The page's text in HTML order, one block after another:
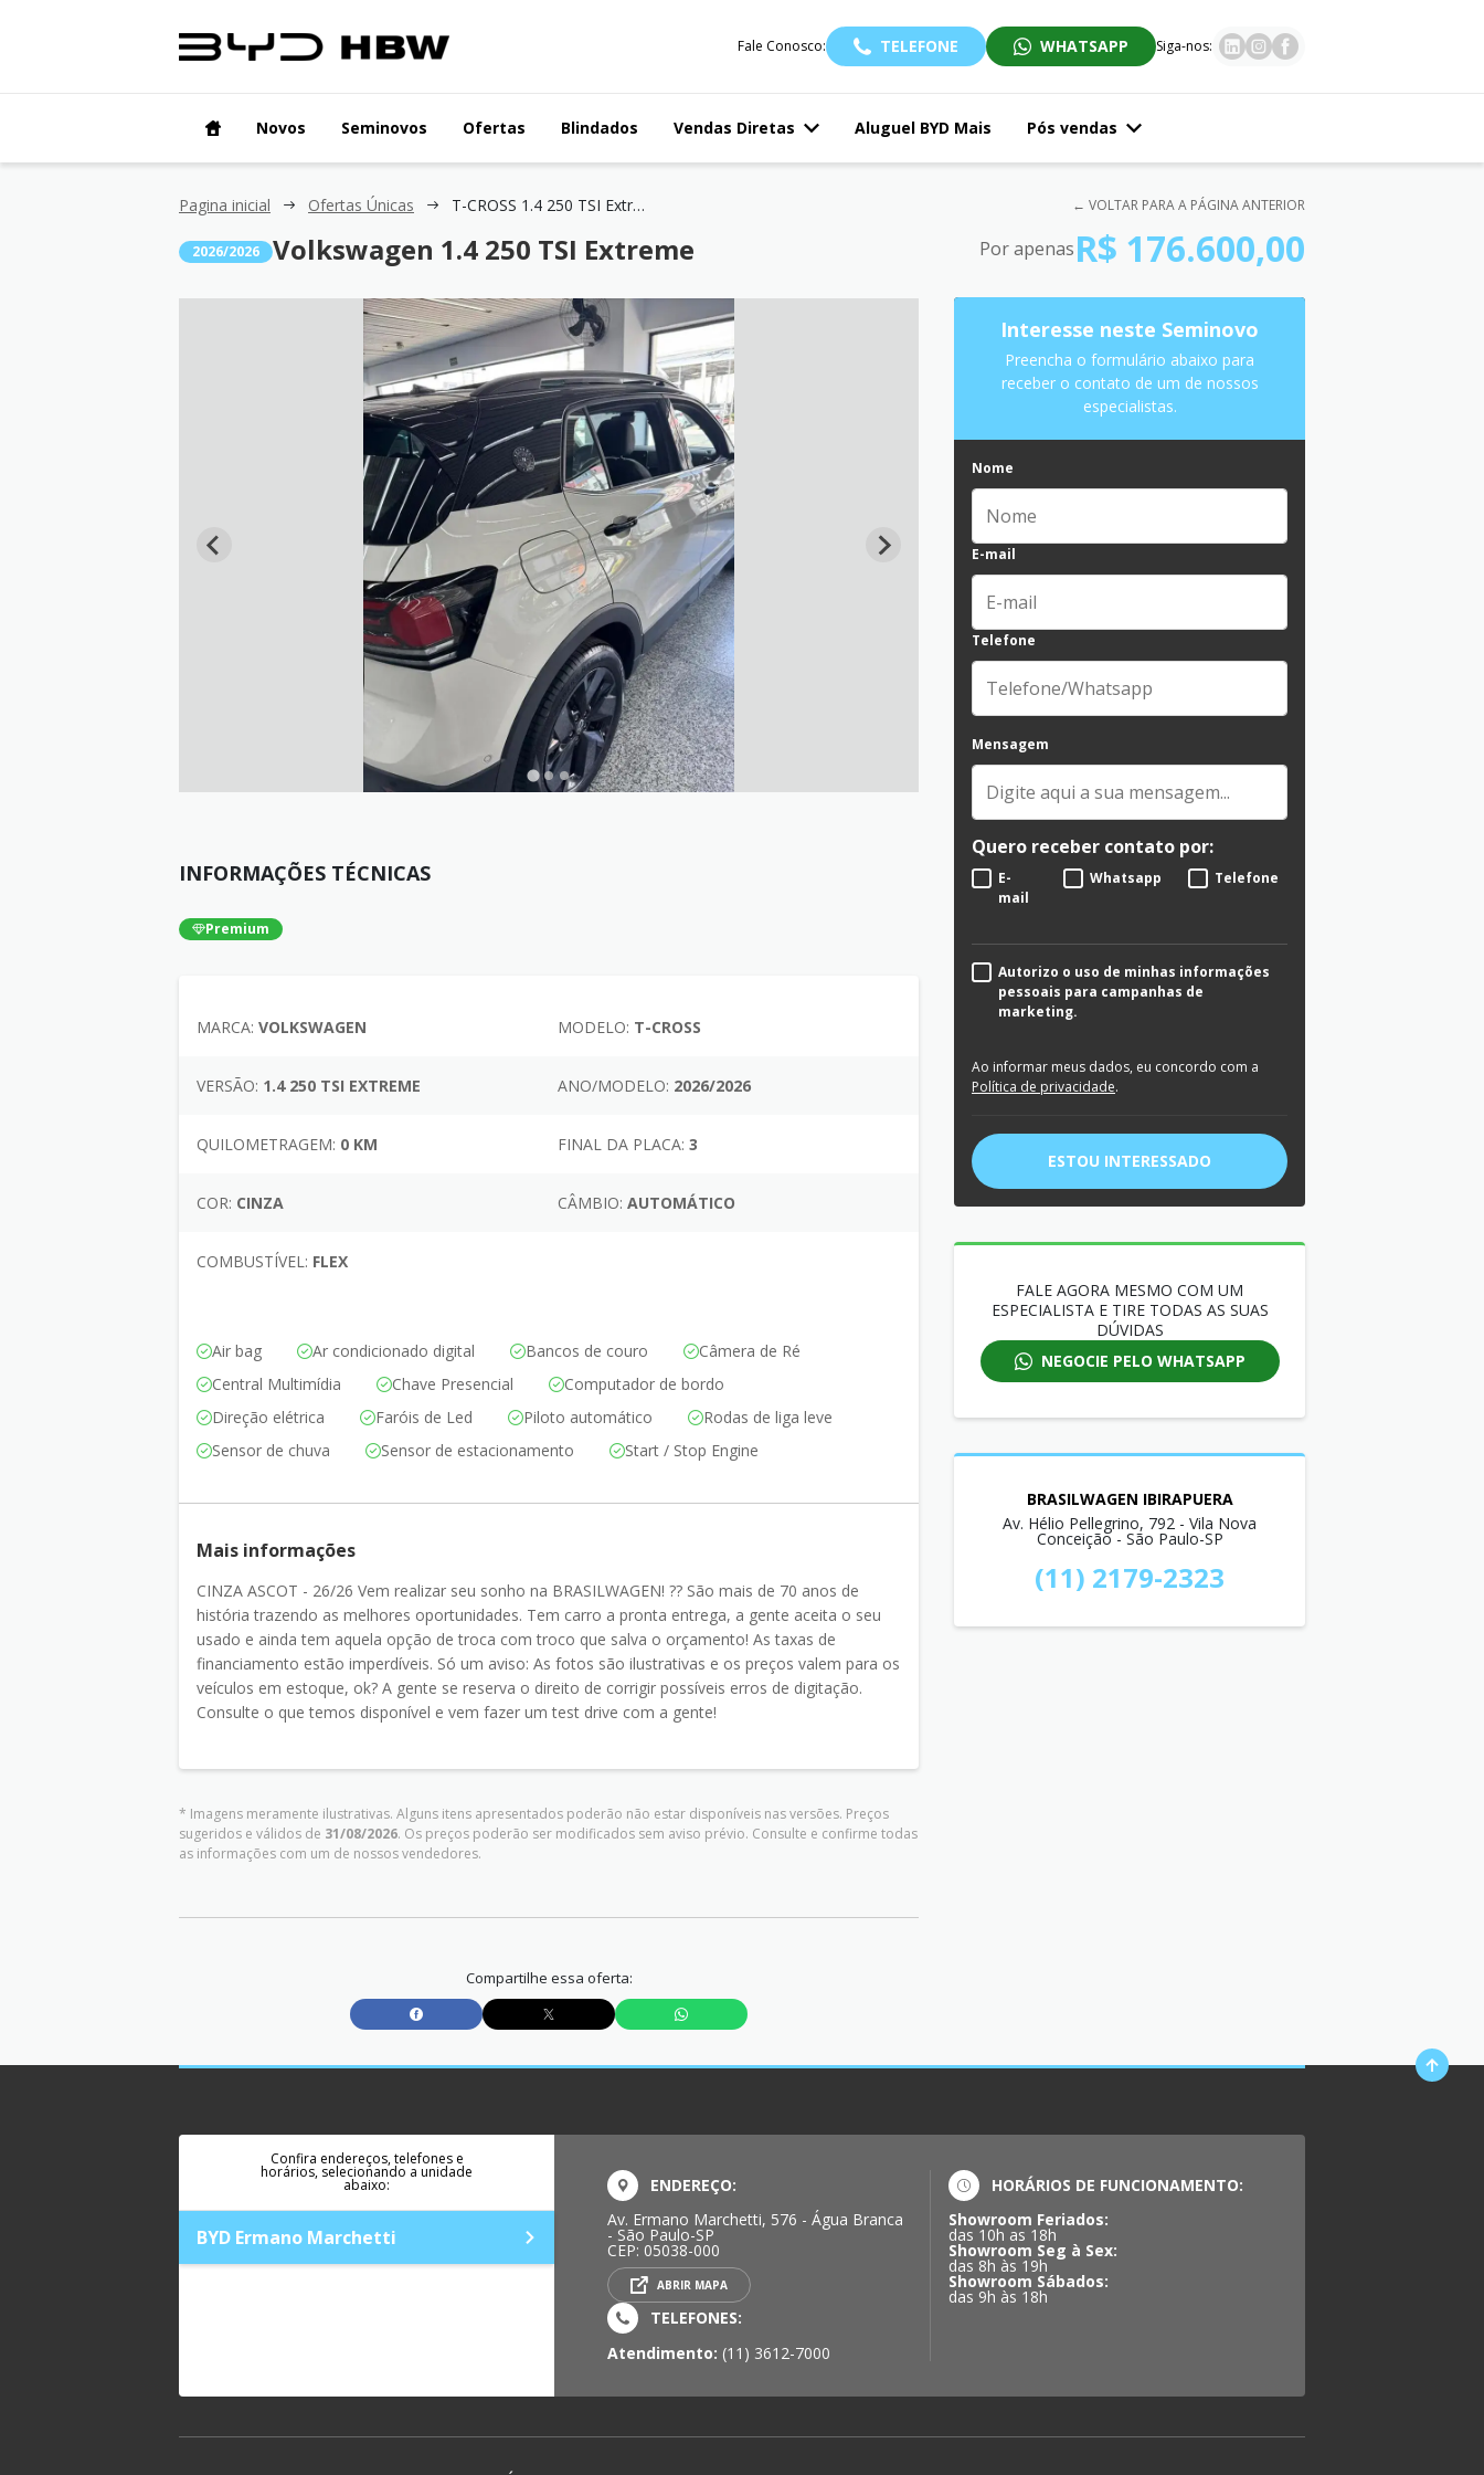
Fale Conosco: TELEFONE WHATSAPP Siga-nos:
Novos Seminovos Ofertas Blindados Vendas Diretas Aluguel BYD Mais Pós vendas
Pagina inicial Ofertas Únicas T-CROSS 1.4 250 TSI Extreme ← VOLTAR PARA A PÁGINA ANTERIOR
2026/2026 Volkswagen 1.4 250 TSI Extreme
INFORMAÇÕES TÉCNICAS
Premium
MARCA: VOLKSWAGEN MODELO: T-CROSS
VERSÃO: 1.4 250 TSI EXTREME ANO/MODELO: 2026/2026
QUILOMETRAGEM: 0 KM FINAL DA PLACA: 3
COR: CINZA CÂMBIO: AUTOMÁTICO
COMBUSTÍVEL: FLEX
Air bag Ar condicionado digital Bancos de couro
Câmera de Ré
Central Multimídia
Chave Presencial
Computador de bordo
Direção elétrica
Faróis de Led Piloto automático
Rodas de liga leve
Sensor de chuva
Sensor de estacionamento Start / Stop Engine
Mais informações
CINZA ASCOT - 26/26 Vem realizar seu sonho na BRASILWAGEN! ?? São mais de 70 anos de
história trazendo as melhores oportunidades. Tem carro a pronta entrega, a gente aceita o seu
usado e ainda tem aquela opção de troca com troco que salva o orçamento! As taxas de
financiamento estão imperdíveis. Só um aviso: As fotos são ilustrativas e os preços valem para os
veículos em estoque, ok? A gente se reserva o direito de corrigir possíveis erros de digitação.
Consulte o que temos disponível e vem fazer um test drive com a gente!
* Imagens meramente ilustrativas. Alguns itens apresentados poderão não estar disponíveis nas versões. Preços
sugeridos e válidos de 31/08/2026. Os preços poderão ser modificados sem aviso prévio. Consulte e confirme todas
as informações com um de nossos vendedores.
Compartilhe essa oferta:
Por apenasR$ 176.600,00
Interesse neste Seminovo
Preencha o formulário abaixo para
receber o contato de um de nossos
especialistas.
Nome
E-mail
Telefone
Mensagem
Quero receber contato por:
E-
mail
Whatsapp Telefone
Autorizo o uso de minhas informações
pessoais para campanhas de
marketing.
Ao informar meus dados, eu concordo com a
Política de privacidade.
ESTOU INTERESSADO
FALE AGORA MESMO COM UM
ESPECIALISTA E TIRE TODAS AS SUAS
DÚVIDAS
NEGOCIE PELO WHATSAPP
BRASILWAGEN IBIRAPUERA
Av. Hélio Pellegrino, 792 - Vila Nova
Conceição - São Paulo-SP
(11) 2179-2323
Confira endereços, telefones e
horários, selecionando a unidade
abaixo:
BYD Ermano Marchetti
ENDEREÇO:
Av. Ermano Marchetti, 576 - Água Branca
- São Paulo-SP
CEP: 05038-000
ABRIR MAPA
TELEFONES:
Atendimento: (11) 3612-7000
HORÁRIOS DE FUNCIONAMENTO:
Showroom Feriados:
das 10h as 18h
Showroom Seg à Sex:
das 8h às 19h
Showroom Sábados:
das 9h às 18h